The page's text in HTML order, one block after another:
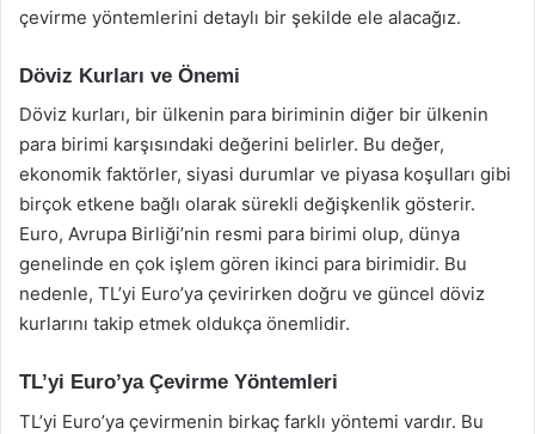
çevirme yöntemlerini detaylı bir şekilde ele alacağız.
Döviz Kurları ve Önemi
Döviz kurları, bir ülkenin para biriminin diğer bir ülkenin
para birimi karşısındaki değerini belirler. Bu değer,
ekonomik faktörler, siyasi durumlar ve piyasa koşulları gibi
birçok etkene bağlı olarak sürekli değişkenlik gösterir.
Euro, Avrupa Birliği’nin resmi para birimi olup, dünya
genelinde en çok işlem gören ikinci para birimidir. Bu
nedenle, TL’yi Euro’ya çevirirken doğru ve güncel döviz
kurlarını takip etmek oldukça önemlidir.
TL’yi Euro’ya Çevirme Yöntemleri
TL’yi Euro’ya çevirmenin birkaç farklı yöntemi vardır. Bu